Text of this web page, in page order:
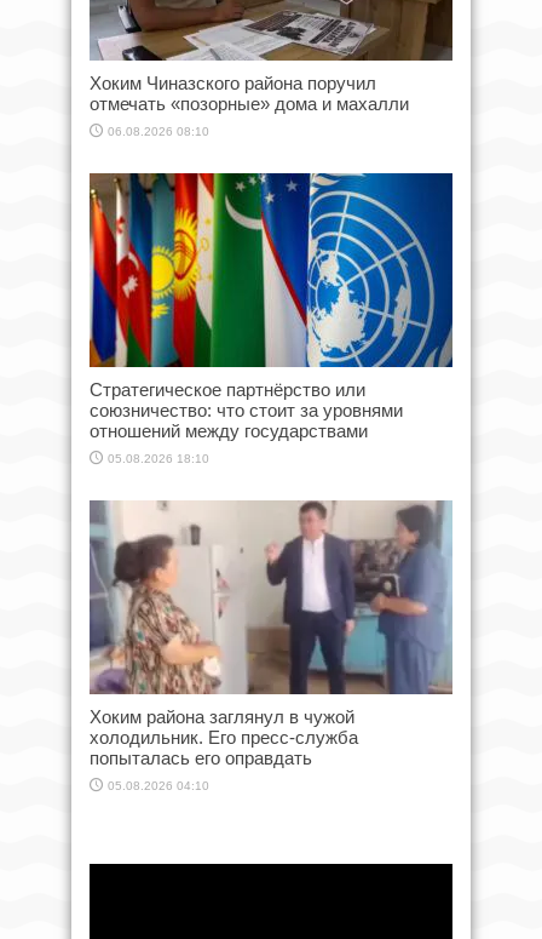
Хоким Чиназского района поручил
отмечать «позорные» дома и махалли
06.08.2026 08:10
Стратегическое партнёрство или
союзничество: что стоит за уровнями
отношений между государствами
05.08.2026 18:10
Хоким района заглянул в чужой
холодильник. Его пресс-служба
попыталась его оправдать
05.08.2026 04:10